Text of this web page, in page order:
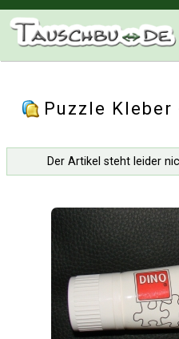
Puzzle Kleber
Der Artikel steht leider